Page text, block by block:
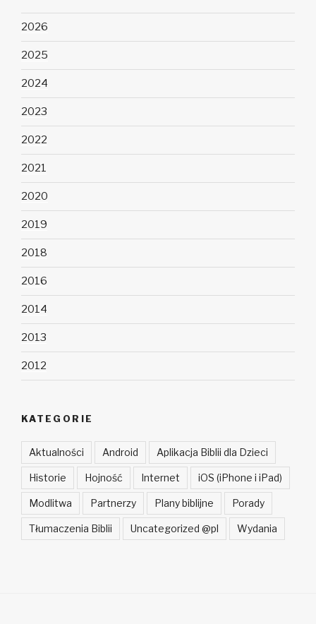
2026
2025
2024
2023
2022
2021
2020
2019
2018
2016
2014
2013
2012
KATEGORIE
Aktualności Android Aplikacja Biblii dla Dzieci
Historie Hojność Internet iOS (iPhone i iPad)
Modlitwa Partnerzy Plany biblijne Porady
Tłumaczenia Biblii Uncategorized @pl Wydania